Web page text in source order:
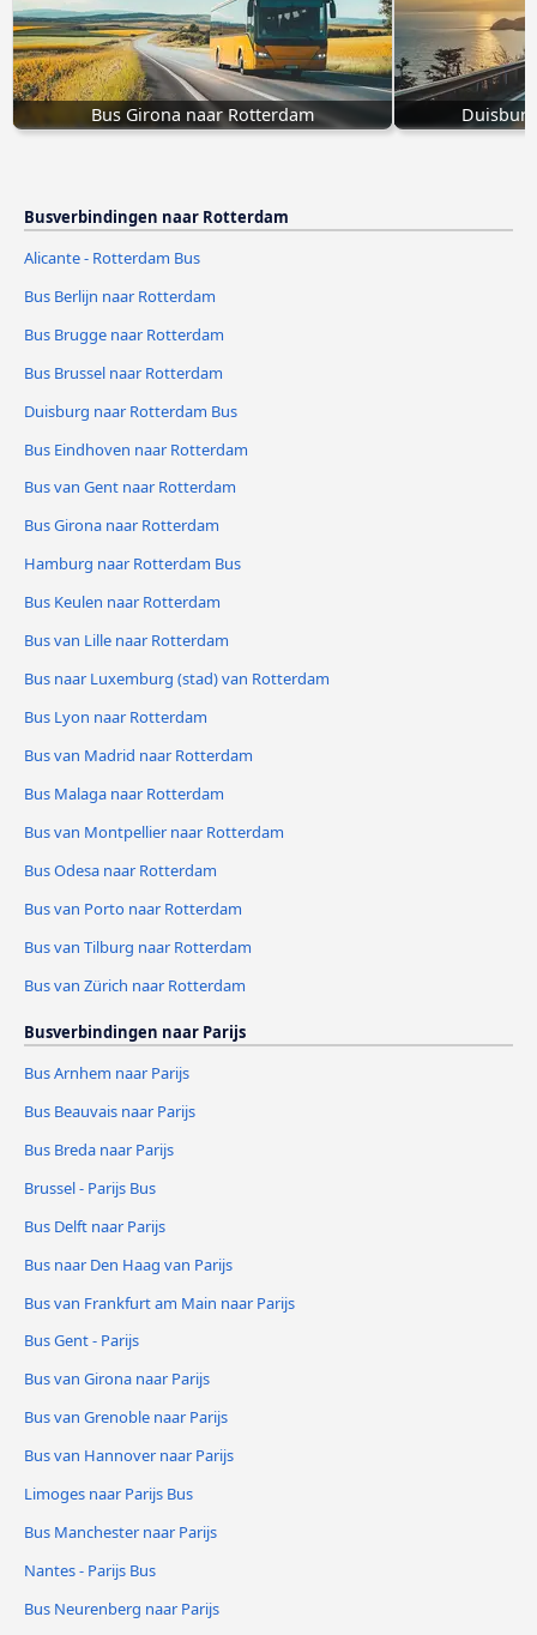
Bus Girona naar Rotterdam
Busverbindingen naar Rotterdam
Alicante - Rotterdam Bus
Bus Berlijn naar Rotterdam
Bus Brugge naar Rotterdam
Bus Brussel naar Rotterdam
Duisburg naar Rotterdam Bus
Bus Eindhoven naar Rotterdam
Bus van Gent naar Rotterdam
Bus Girona naar Rotterdam
Hamburg naar Rotterdam Bus
Bus Keulen naar Rotterdam
Bus van Lille naar Rotterdam
Bus naar Luxemburg (stad) van Rotterdam
Bus Lyon naar Rotterdam
Bus van Madrid naar Rotterdam
Bus Malaga naar Rotterdam
Bus van Montpellier naar Rotterdam
Bus Odesa naar Rotterdam
Bus van Porto naar Rotterdam
Bus van Tilburg naar Rotterdam
Bus van Zürich naar Rotterdam
Busverbindingen naar Parijs
Bus Arnhem naar Parijs
Bus Beauvais naar Parijs
Bus Breda naar Parijs
Brussel - Parijs Bus
Bus Delft naar Parijs
Bus naar Den Haag van Parijs
Bus van Frankfurt am Main naar Parijs
Bus Gent - Parijs
Bus van Girona naar Parijs
Bus van Grenoble naar Parijs
Bus van Hannover naar Parijs
Limoges naar Parijs Bus
Bus Manchester naar Parijs
Nantes - Parijs Bus
Bus Neurenberg naar Parijs